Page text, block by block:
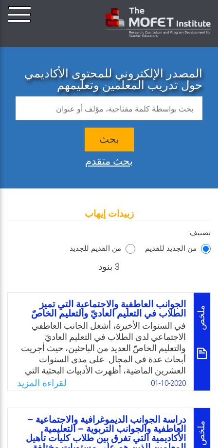
المصدر الإلكتروني للمحتوى الأكاديمي
حول تدريب المعلمين وتعليمهم
بحث
بحث متقدم
زبيدات إيهاب
تصنيف:
من الجديد للقديم
من القديم للجديد
3 بنود
ملخص
الجوانب العاطفية والاجتماعية التي تميز
الطلاب في التعليم العاديّ والتعليم الخاصّ
في السنوات الأخيرة، أشغل الجانب العاطفي
الاجتماعي لدى الطلاب في التعليم العاديّ
والتعليم الخاصّ العديد من الباحثين، حيث أجريت
أبحاث عدة في المجال. على مدى السنوات
العشرين الماضية، أظهرت الأدبيات البحثية التي
تتعامل مع الطلاب ذوي صعوبات التعلم المحددة
وغيرها من الاضطرابات الأخرى أنهم يتميزون
بمجموعة متنوعة من الصعوبات العاطفية
والاجتماعية والسلوكية، بما يتجاوز الصعوبات في
أدائهم الأكاديمي؛ وتشير النتائج أيضا إلى وجود
عجز كبير في المهارات الاجتماعية والسلوكية
01-10-2020 لقراءة المزيد
ملخص
دراسة الجوانب الديموغرافية والاجتماعية –
العاطفية والجوانب التربوية – التعليمية
الأكاديمية التي تفرق بين طلاب كليات تأهيل